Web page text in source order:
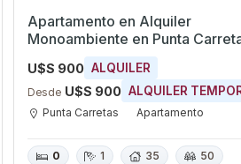
Apartamento en Alquiler
Monoambiente en Punta Carretas,
Montevideo
U$S 900 ALQUILER
Desde U$S 900 ALQUILER
Punta Carretas Apartamento
0 1 35
50